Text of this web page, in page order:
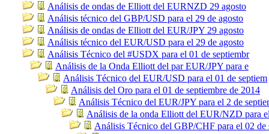
Análisis de ondas de Elliott del EURNZD 29 agosto
Análisis técnico del GBP/USD para el 29 de agosto
Análisis de ondas de Elliott del EUR/JPY 29 agosto
Análisis técnico del EUR/USD para el 29 de agosto
Análisis Técnico del #USDX para el 01 de septiembr
Análisis de la Onda Elliott del par EUR/JPY para e
Análisis Técnico del EUR/USD para el 01 de septiem
Análisis del Oro para el 01 de septiembre de 2014
Análisis Técnico del EUR/JPY para el 2 de
Análisis de la onda Elliott del EUR/NZD para
Análisis Técnico del GBP/CHF para el 02 de